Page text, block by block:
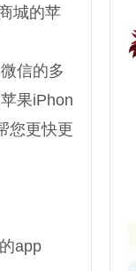
城的苹
信的多
果iPhon
您更快更
app